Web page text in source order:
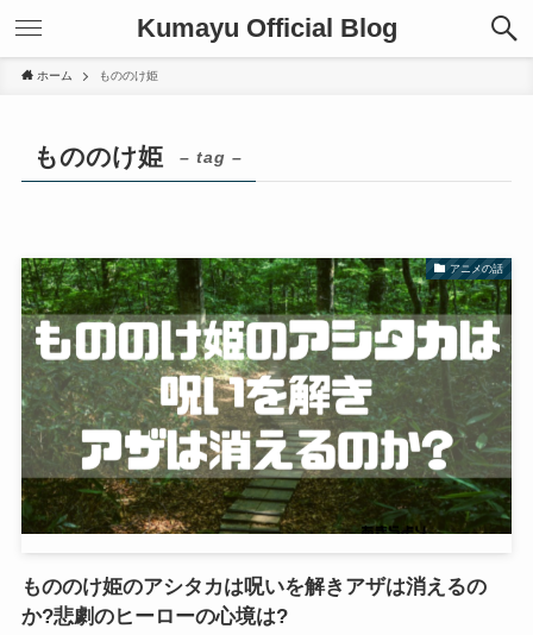
Kumayu Official Blog
ホーム もののけ姫
もののけ姫 – tag –
アニメの話
もののけ姫のアシタカは呪いを解きアザは消えるの
か?悲劇のヒーローの心境は?